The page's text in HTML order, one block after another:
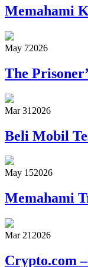
Memahami
May 72026
The
Mar 31 2026
Beli Mobil
May 152026
Memahami
Mar 21 2026
Crypto.com